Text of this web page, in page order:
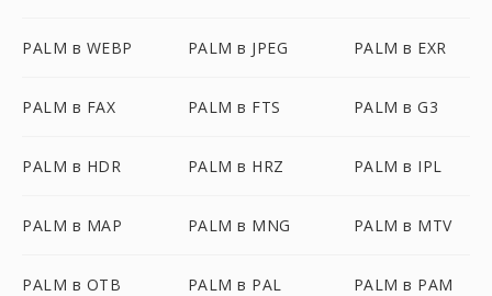
PALM в WEBP PALM в JPEG PALM в EXR
PALM в FAX PALM в FTS PALM в G3
PALM в HDR PALM в HRZ PALM в IPL
PALM в MAP PALM в MNG PALM в MTV
PALM в OTB PALM в PAL PALM в PAM